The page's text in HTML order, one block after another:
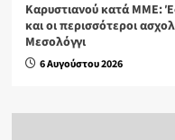
Καρυστιανού κατά ΜΜΕ:
και οι περισσότεροι
Μεσολόγγι
6 Αυγούστου 2026